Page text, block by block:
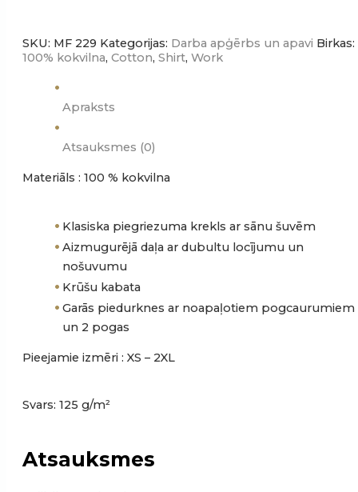
SKU: MF 229 Kategorijas: Darba apģērbs un apavi Birkas:
100% kokvilna, Cotton, Shirt, Work
Apraksts
Atsauksmes (0)
Materiāls : 100 % kokvilna
Klasiska piegriezuma krekls ar sānu šuvēm
Aizmugurējā daļa ar dubultu locījumu un
nošuvumu
Krūšu kabata
Garās piedurknes ar noapaļotiem pogcaurumiem
un 2 pogas
Pieejamie izmēri : XS – 2XL
Svars: 125 g/m²
Atsauksmes